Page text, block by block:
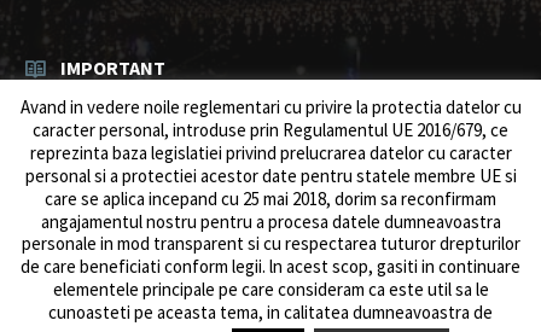
IMPORTANT
Rezultat concurs expert – proba scrisa
06/08/2026 inResurse umane / Achizitii
Anunt concurs
05/08/2026 Resurse umane / Achizitii
© 2026 Primăria Comunei Jilava. Dev byows.ro
Avand in vedere noile reglementari cu privire la protectia datelor cu
caracter personal, introduse prin Regulamentul UE 2016/679, ce
reprezinta baza legislatiei privind prelucrarea datelor cu caracter
personal si a protectiei acestor date pentru statele membre UE si
care se aplica incepand cu 25 mai 2018, dorim sa reconfirmam
angajamentul nostru pentru a procesa datele dumneavoastra
personale in mod transparent si cu respectarea tuturor drepturilor
de care beneficiati conform legii. ln acest scop, gasiti in continuare
elementele principale pe care consideram ca este util sa le
cunoasteti pe aceasta tema, in calitatea dumneavoastra de